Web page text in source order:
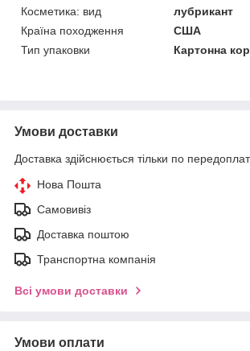
Косметика: вид
лубрикант
Країна походження
США
Тип упаковки
Картонна
Умови доставки
Доставка здійснюється тільки по
Нова Пошта
Самовивіз
Доставка поштою
Транспортна компанія
Всі умови доставки
Умови оплати